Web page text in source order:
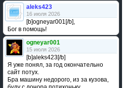
aleks423
16 июля 2026
[b]ogneyar001[/b],
Бог в помощь!
ogneyar001
15 июля 2026
[b]aleks423[/b]
Я уже понял, за год окончательно
сайт потух.
Бра машину недорого, из за кузова,